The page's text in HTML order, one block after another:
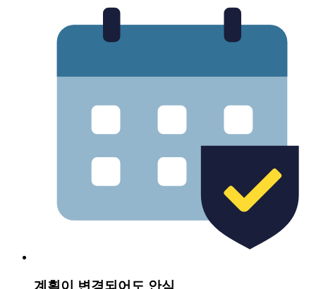
계획이 변경되어도 안심